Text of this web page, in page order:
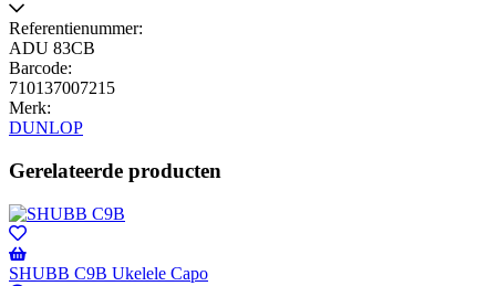
beschikbaar
Referentienummer:
ADU 83CB
Barcode:
710137007215
Merk:
DUNLOP
Gerelateerde producten
SHUBB C9B Ukelele Capo